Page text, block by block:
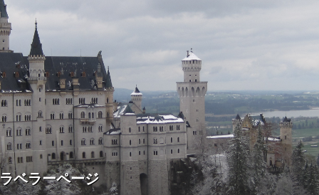
ベラーページ